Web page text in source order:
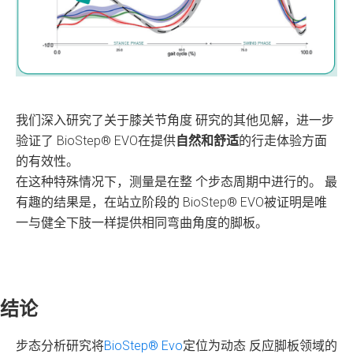
我们深入研究了关于膝关节角度 研究的其他见解，进一步
验证了 BioStep® EVO在提供自然和舒适的行走体验方面
的有效性。
在这种特殊情况下，测量是在整 个步态周期中进行的。 最
有趣的结果是，在站立阶段的 BioStep® EVO被证明是唯
一与健全下肢一样提供相同弯曲角度的脚板。
结论
步态分析研究将BioStep® Evo定位为动态 反应脚板领域的